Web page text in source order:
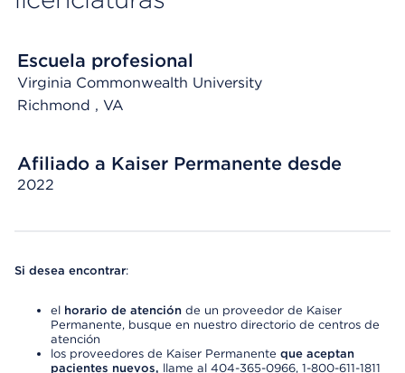
Escuela profesional
Virginia Commonwealth University
Richmond , VA
Afiliado a Kaiser Permanente desde
2022
Si desea encontrar:
el horario de atención de un proveedor de Kaiser
Permanente, busque en nuestro directorio de centros de
atención
los proveedores de Kaiser Permanente que aceptan
pacientes nuevos, llame al 404-365-0966, 1-800-611-1811